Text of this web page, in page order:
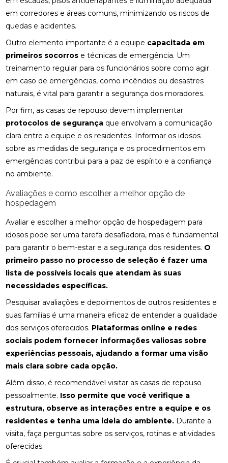
em corredores e áreas comuns, minimizando os riscos de
quedas e acidentes.
Outro elemento importante é a equipe capacitada em
primeiros socorros e técnicas de emergência. Um
treinamento regular para os funcionários sobre como agir
em caso de emergências, como incêndios ou desastres
naturais, é vital para garantir a segurança dos moradores.
Por fim, as casas de repouso devem implementar
protocolos de segurança que envolvam a comunicação
clara entre a equipe e os residentes. Informar os idosos
sobre as medidas de segurança e os procedimentos em
emergências contribui para a paz de espírito e a confiança
no ambiente.
Avaliações e como escolher a melhor opção de
hospedagem
Avaliar e escolher a melhor opção de hospedagem para
idosos pode ser uma tarefa desafiadora, mas é fundamental
para garantir o bem-estar e a segurança dos residentes. O
primeiro passo no processo de seleção é fazer uma
lista de possíveis locais que atendam às suas
necessidades específicas.
Pesquisar avaliações e depoimentos de outros residentes e
suas famílias é uma maneira eficaz de entender a qualidade
dos serviços oferecidos. Plataformas online e redes
sociais podem fornecer informações valiosas sobre
experiências pessoais, ajudando a formar uma visão
mais clara sobre cada opção.
Além disso, é recomendável visitar as casas de repouso
pessoalmente. Isso permite que você verifique a
estrutura, observe as interações entre a equipe e os
residentes e tenha uma ideia do ambiente. Durante a
visita, faça perguntas sobre os serviços, rotinas e atividades
oferecidas.